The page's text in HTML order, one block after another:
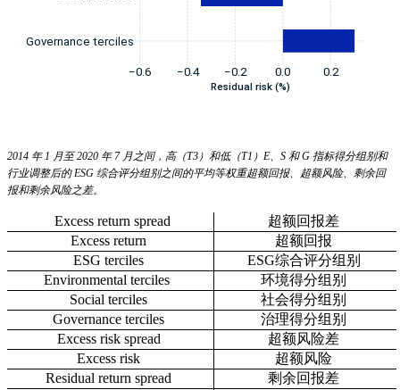
2014 年 1 月至 2020 年 7 月之间，高（T3）和低（T1）E、S 和 G 指标得分组别和
行业调整后的 ESG 综合评分组别之间的平均等权重超额回报、超额风险、剩余回
报和剩余风险之差。
Excess return spread
超额回报差
Excess return
超额回报
ESG terciles
ESG综合评分组别
Environmental terciles
环境得分组别
Social terciles
社会得分组别
Governance terciles
治理得分组别
Excess risk spread
超额风险差
Excess risk
超额风险
Residual return spread
剩余回报差